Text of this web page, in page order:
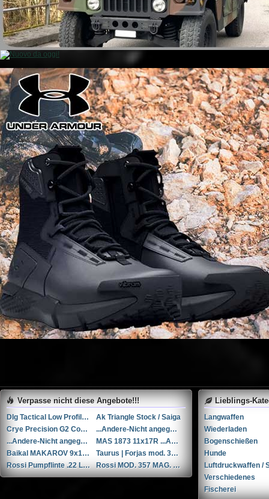
Verpasse nicht diese Angebote!!!
Dlg Tactical Low Profile Folding Visier-Set // NEU in der Verpackung
Ak Triangle Stock / Saiga
Crye Precision G2 Combat Pants (30R)
...Andere-Nicht angegeben Rohm mod. 17 .38 Special / 9x29mmR
...Andere-Nicht angegeben Liège cal. 12 12
MAS 1873 11x17R ...Andere/Nicht angegeben
Baikal MAKAROV 9x18mm Makarov
Taurus | Forjas mod. 38 .38 Special / 9x29mmR
Rossi Pumpflinte .22 Long Rifle
Rossi MOD. 357 MAG. ...Andere
Lieblings-
Langwaffen
Wiederladen
Bogenschießen
Hunde
Luftdruckwaffen /
Verschiedenes
Fischerei